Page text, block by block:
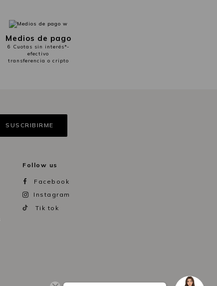
Medios de pago
6 Cuotas sin interés*-
efectivo
transferencia o cripto
Follow us
Facebook
Instagram
Tik tok